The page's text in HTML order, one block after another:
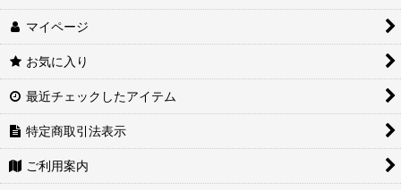
マイページ
お気に入り
最近チェックしたアイテム
特定商取引法表示
ご利用案内